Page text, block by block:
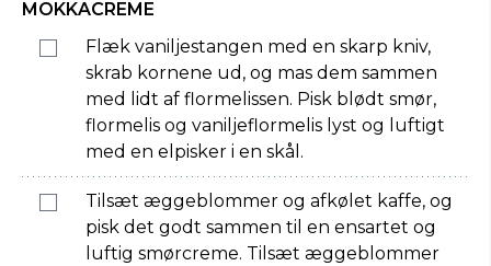
MOKKACREME
Flæk vaniljestangen med en skarp kniv,
skrab kornene ud, og mas dem sammen
med lidt af flormelissen. Pisk blødt smør,
flormelis og vaniljeflormelis lyst og luftigt
med en elpisker i en skål.
Tilsæt æggeblommer og afkølet kaffe, og
pisk det godt sammen til en ensartet og
luftig smørcreme. Tilsæt æggeblommer